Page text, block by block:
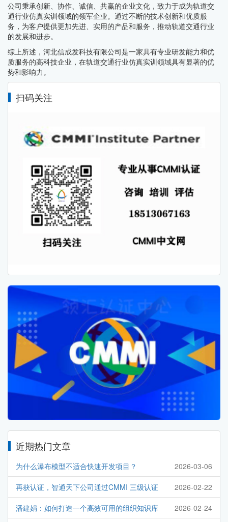
公司秉承创新、协作、诚信、共赢的企业文化，致力于成为轨道交
通行业仿真实训领域的领军企业。通过不断的技术创新和优质服
务，为客户提供更加先进、实用的产品和服务，推动轨道交通行业
的发展和进步。
综上所述，河北信成发科技有限公司是一家具有专业研发能力和优
质服务的高科技企业，在轨道交通行业仿真实训领域具有显著的优
势和影响力。
扫码关注
近期热门文章
为什么瀑布模型不适合快速开发项目？ 2026-03-06
再获认证，智通天下公司通过CMMI 三级认证 2026-02-22
潘建娟：如何打造一个高效可用的组织知识库 2026-02-24